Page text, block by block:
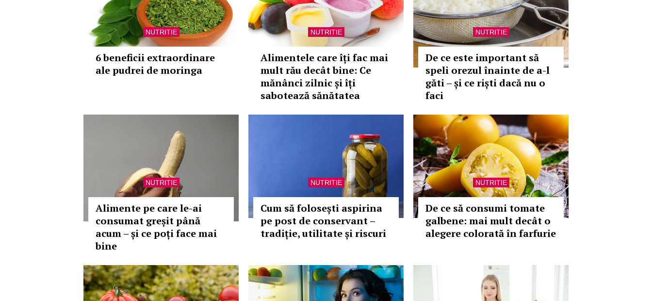
NUTRITIE
6 beneficii extraordinare
ale pudrei de moringa
NUTRITIE
Alimentele care îți fac mai
mult rău decât bine: Ce
mănânci zilnic și îți
sabotează sănătatea
NUTRITIE
De ce este important să
speli orezul înainte de a-l
găti – și ce riști dacă nu o
faci
NUTRITIE
Alimente pe care le-ai
consumat greșit până
acum – și ce poți face mai
bine
NUTRITIE
Cum să folosești aspirina
pe post de conservant –
tradiție, utilitate și riscuri
NUTRITIE
De ce să consumi tomate
galbene: mai mult decât o
alegere colorată în farfurie